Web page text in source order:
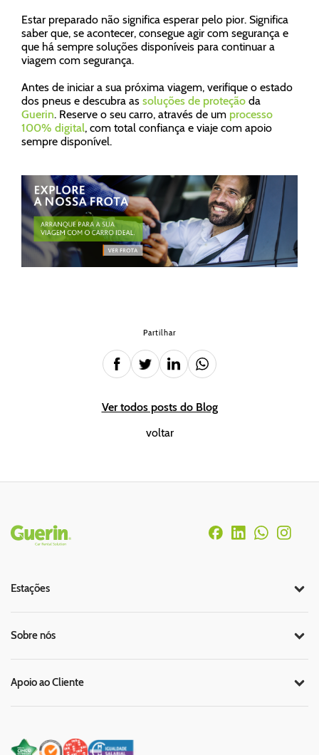
Estar preparado não significa esperar pelo pior. Significa
saber que, se acontecer, consegue agir com segurança e
que há sempre soluções disponíveis para continuar a
viagem com segurança.
Antes de iniciar a sua próxima viagem, verifique o estado
dos pneus e descubra as soluções de proteção da
Guerin. Reserve o seu carro, através de um processo
100% digital, com total confiança e viaje com apoio
sempre disponível.
Partilhar
Ver todos posts do Blog
voltar
Rodapé
Estações
Sobre nós
Apoio ao Cliente